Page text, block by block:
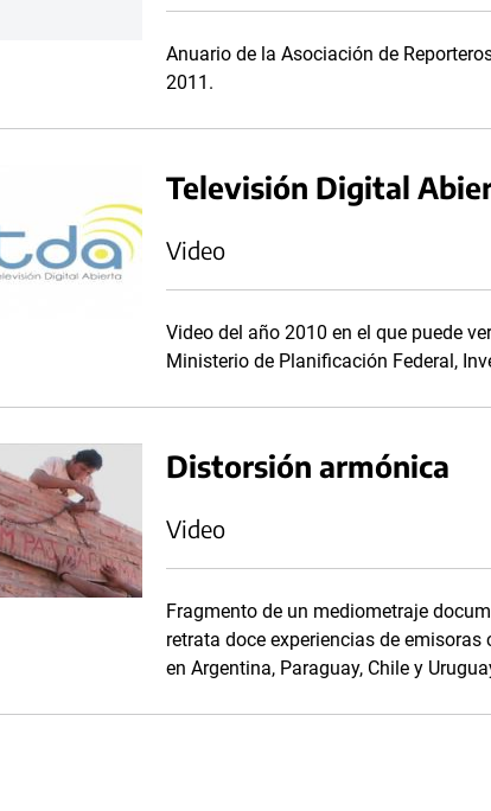
Anuario de la Asociación de
2011.
Televisión Digital
Video
Video del año 2010 en el que puede
Ministerio de Planificación Federal,
Distorsión armónica
Video
Fragmento de un mediometraje
retrata doce experiencias de
en Argentina, Paraguay, Chile y